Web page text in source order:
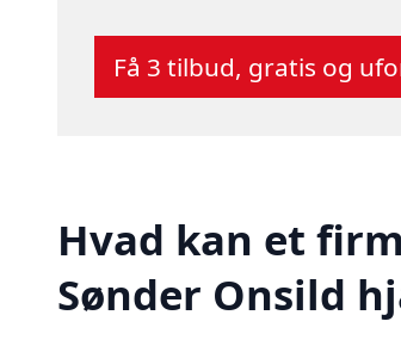
Få 3 tilbud, gratis og
Hvad kan et
Sønder Onsild